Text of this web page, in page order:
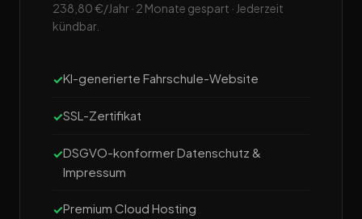
238,80 €/Jahr · 2 Monate gespart · Jederzeit
kündbar.
KI-generierte Fahrschule-Website
SSL-Zertifikat
DSGVO-konformer Datenschutz &
Impressum
Premium Cloud Hosting